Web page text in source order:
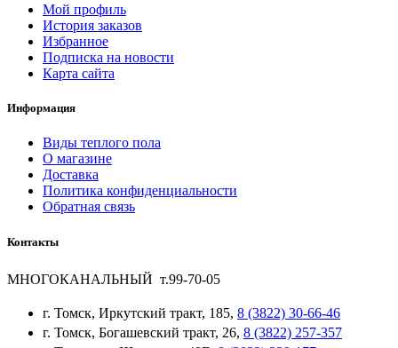
Мой профиль
История заказов
Избранное
Подписка на новости
Карта сайта
Информация
Виды теплого пола
О магазине
Доставка
Политика конфиденциальности
Обратная связь
Контакты
МНОГОКАНАЛЬНЫЙ т.99-70-05
г. Томск, Иркутский тракт, 185, 8 (3822) 30-66-46
г. Томск, Богашевский тракт, 26, 8 (3822) 257-357